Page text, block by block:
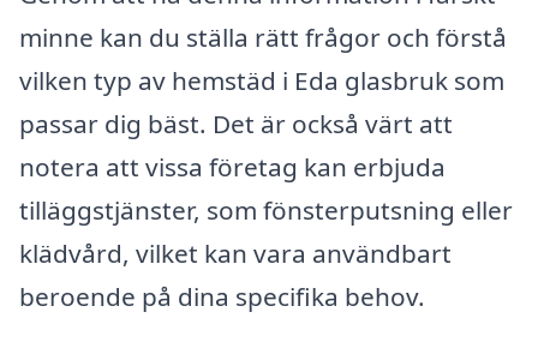
minne kan du ställa rätt frågor och förstå
vilken typ av hemstäd i Eda glasbruk som
passar dig bäst. Det är också värt att
notera att vissa företag kan erbjuda
tilläggstjänster, som fönsterputsning eller
klädvård, vilket kan vara användbart
beroende på dina specifika behov.